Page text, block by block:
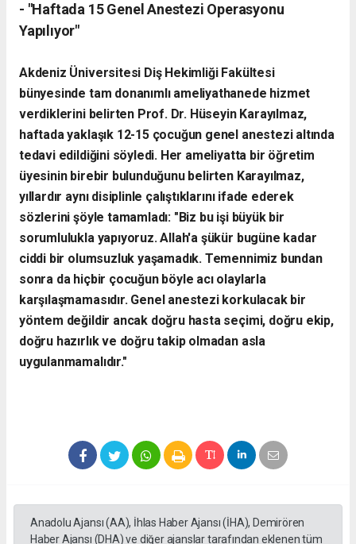
- "Haftada 15 Genel Anestezi Operasyonu
Yapılıyor"
Akdeniz Üniversitesi Diş Hekimliği Fakültesi
bünyesinde tam donanımlı ameliyathanede hizmet
verdiklerini belirten Prof. Dr. Hüseyin Karayılmaz,
haftada yaklaşık 12-15 çocuğun genel anestezi altında
tedavi edildiğini söyledi. Her ameliyatta bir öğretim
üyesinin birebir bulunduğunu belirten Karayılmaz,
yıllardır aynı disiplinle çalıştıklarını ifade ederek
sözlerini şöyle tamamladı: "Biz bu işi büyük bir
sorumlulukla yapıyoruz. Allah'a şükür bugüne kadar
ciddi bir olumsuzluk yaşamadık. Temennimiz bundan
sonra da hiçbir çocuğun böyle acı olaylarla
karşılaşmamasıdır. Genel anestezi korkulacak bir
yöntem değildir ancak doğru hasta seçimi, doğru ekip,
doğru hazırlık ve doğru takip olmadan asla
uygulanmamalıdır."
Anadolu Ajansı (AA), İhlas Haber Ajansı (İHA), Demirören
Haber Ajansı (DHA) ve diğer ajanslar tarafından eklenen tüm